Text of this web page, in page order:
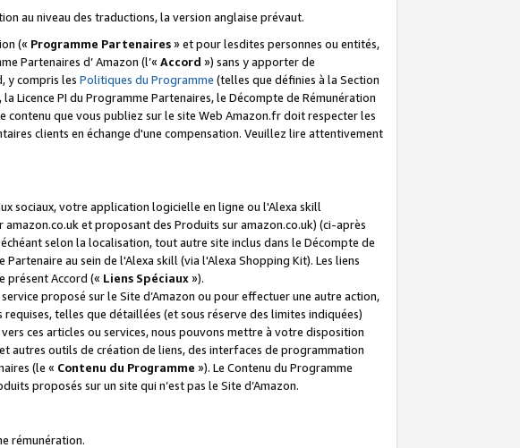
au niveau des traductions, la version anglaise prévaut.
(« Programme Partenaires» et pour lesdites personnes ou entités,
Partenaires d’ Amazon (l’« Accord ») sans y apporter de
y compris les Politiques du Programme (telles que définies à la Section
Licence PI du Programme Partenaires, le Décompte de Rémunération
contenu que vous publiez sur le site Web Amazon.fr doit respecter les
clients en échange d'une compensation. Veuillez lire attentivement
sociaux, votre application logicielle en ligne ou l'Alexa skill
et proposant des Produits sur amazon.co.uk) (ci-après
selon la localisation, tout autre site inclus dans le Décompte de
Partenaire au sein de l'Alexa skill (via l'Alexa Shopping Kit). Les liens
présent Accord (« Liens Spéciaux»).
proposé sur le Site d’Amazon ou pour effectuer une autre action,
telles que détaillées (et sous réserve des limites indiquées)
ces articles ou services, nous pouvons mettre à votre disposition
autres outils de création de liens, des interfaces de programmation
(le « Contenu du Programme »). Le Contenu du Programme
proposés sur un site qui n’est pas le Site d’Amazon.
rémunération.